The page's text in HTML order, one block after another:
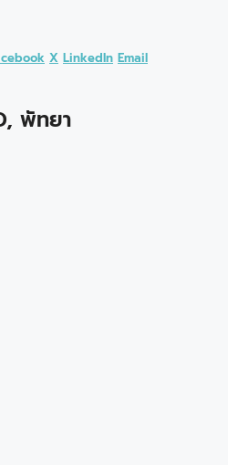
X LinkedIn Email
พัทยา